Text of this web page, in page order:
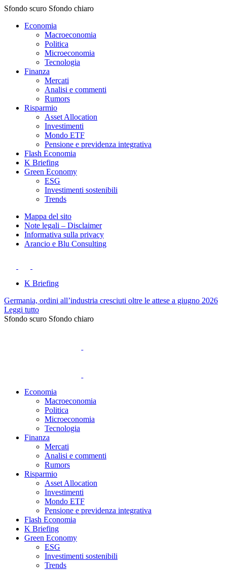
Sfondo scuro Sfondo chiaro
Economia
Macroeconomia
Politica
Microeconomia
Tecnologia
Finanza
Mercati
Analisi e commenti
Rumors
Risparmio
Asset Allocation
Investimenti
Mondo ETF
Pensione e previdenza integrativa
Flash Economia
K Briefing
Green Economy
ESG
Investimenti sostenibili
Trends
Mappa del sito
Note legali – Disclaimer
Informativa sulla privacy
Arancio e Blu Consulting
K Briefing
Germania, ordini all’industria cresciuti oltre le attese a giugno 2026
Leggi tutto
Sfondo scuro Sfondo chiaro
Economia
Macroeconomia
Politica
Microeconomia
Tecnologia
Finanza
Mercati
Analisi e commenti
Rumors
Risparmio
Asset Allocation
Investimenti
Mondo ETF
Pensione e previdenza integrativa
Flash Economia
K Briefing
Green Economy
ESG
Investimenti sostenibili
Trends